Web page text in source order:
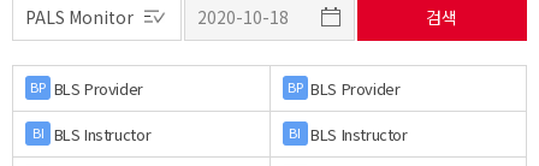
BP BLS Provider BP BLS Provider
BI BLS Instructor BI BLS Instructor